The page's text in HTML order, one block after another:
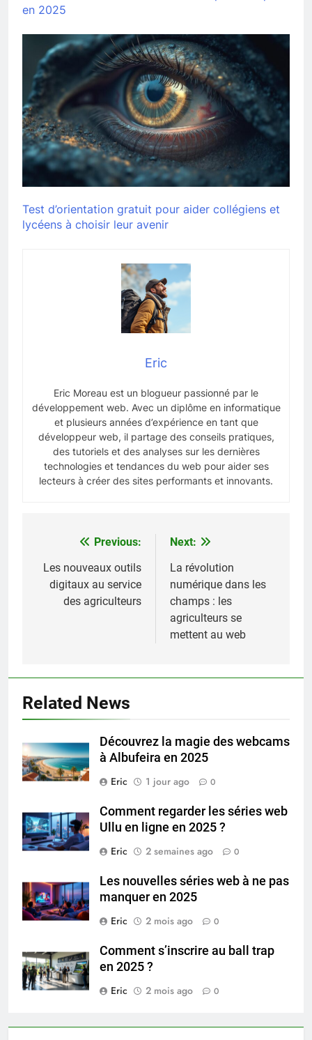
en 2025
Test d’orientation gratuit pour aider collégiens et
lycéens à choisir leur avenir
Eric
Eric Moreau est un blogueur passionné par le
développement web. Avec un diplôme en informatique
et plusieurs années d’expérience en tant que
développeur web, il partage des conseils pratiques,
des tutoriels et des analyses sur les dernières
technologies et tendances du web pour aider ses
lecteurs à créer des sites performants et innovants.
Navigation
de
l’article
Previous:
Les nouveaux outils
digitaux au service
des agriculteurs
Next:
La révolution
numérique dans les
champs : les
agriculteurs se
mettent au web
Related News
Découvrez la magie des webcams
à Albufeira en 2025
Eric
1 jour ago 0
Comment regarder les séries web
Ullu en ligne en 2025 ?
Eric
2 semaines ago 0
Les nouvelles séries web à ne pas
manquer en 2025
Eric
2 mois ago 0
Comment s’inscrire au ball trap
en 2025 ?
Eric
2 mois ago 0